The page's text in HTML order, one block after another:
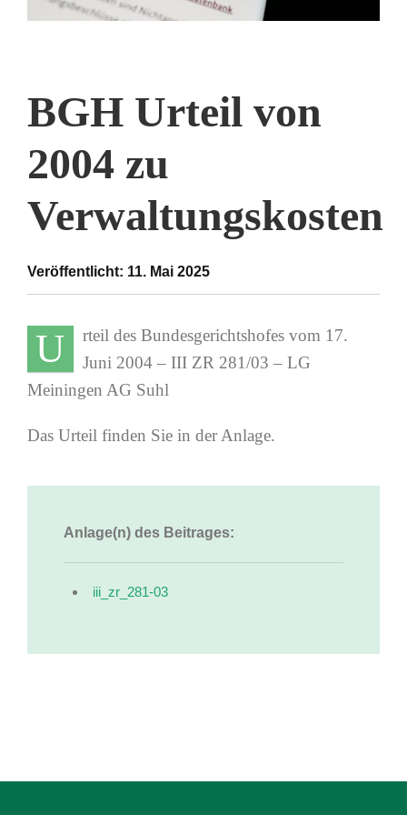
BGH Urteil von
2004 zu
Verwaltungskosten
Veröffentlicht: 11. Mai 2025
U
rteil des Bundesgerichtshofes vom 17.
Juni 2004 – III ZR 281/03 – LG
Meiningen AG Suhl
Das Urteil finden Sie in der Anlage.
Anlage(n) des Beitrages:
iii_zr_281-03